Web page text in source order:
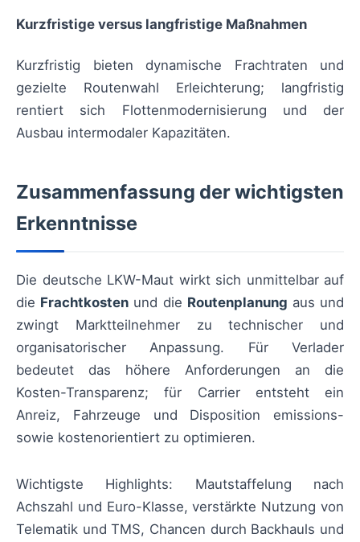
Kurzfristige versus langfristige Maßnahmen
Kurzfristig bieten dynamische Frachtraten und
gezielte Routenwahl Erleichterung; langfristig
rentiert sich Flottenmodernisierung und der
Ausbau intermodaler Kapazitäten.
Zusammenfassung der wichtigsten
Erkenntnisse
Die deutsche LKW-Maut wirkt sich unmittelbar auf
die Frachtkosten und die Routenplanung aus und
zwingt Marktteilnehmer zu technischer und
organisatorischer Anpassung. Für Verlader
bedeutet das höhere Anforderungen an die
Kosten-Transparenz; für Carrier entsteht ein
Anreiz, Fahrzeuge und Disposition emissions-
sowie kostenorientiert zu optimieren.
Wichtigste Highlights: Mautstaffelung nach
Achszahl und Euro-Klasse, verstärkte Nutzung von
Telematik und TMS, Chancen durch Backhauls und